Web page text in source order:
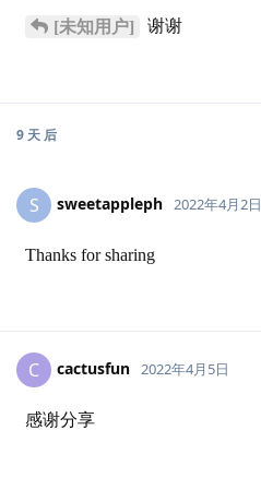
[未知用户] 谢谢
9 天后
S sweetappleph 2022年4月2日
Thanks for sharing
C cactusfun 2022年4月5日
感谢分享